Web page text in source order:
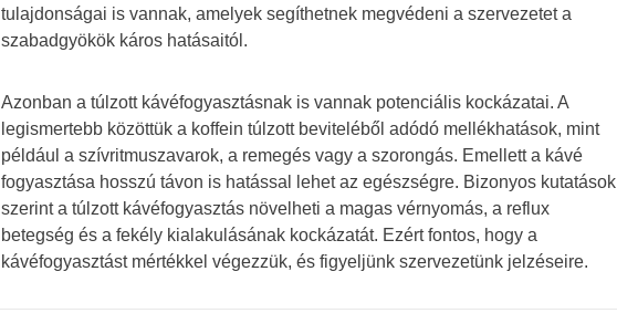
tulajdonságai is vannak, amelyek segíthetnek megvédeni a szervezetet a
szabadgyökök káros hatásaitól.
Azonban a túlzott kávéfogyasztásnak is vannak potenciális kockázatai. A
legismertebb közöttük a koffein túlzott beviteléből adódó mellékhatások, mint
például a szívritmuszavarok, a remegés vagy a szorongás. Emellett a kávé
fogyasztása hosszú távon is hatással lehet az egészségre. Bizonyos kutatások
szerint a túlzott kávéfogyasztás növelheti a magas vérnyomás, a reflux
betegség és a fekély kialakulásának kockázatát. Ezért fontos, hogy a
kávéfogyasztást mértékkel végezzük, és figyeljünk szervezetünk jelzéseire.